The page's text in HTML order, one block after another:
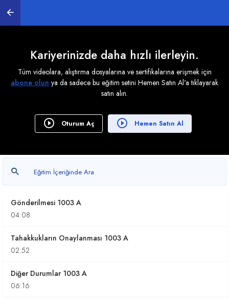
Kariyerinizde daha hızlı ilerleyin.
Tüm videolara, alıştırma dosyalarına ve sertifikalarına erişmek için
abone olun ya da sadece bu eğitim setini Hemen Satın Al'a tıklayarak
satın alın.
Oturum Aç Hemen Satın Al
Beyannamenin Düzenlenmesi 1003 A
11:17
Beyannamenin Düzenlenmesi 2 1003 A
Beyannamenin Düzenlenmesi 3 1003 A
Beyannamenin Düzenlenmesi 4 1003 A
Düzeltme Beyannamesi 1003 A
05:38
Gönderilmesi 1003 A
04:08
Tahakkukların Onaylanması 1003 A
02:52
Diğer Durumlar 1003 A
06:16